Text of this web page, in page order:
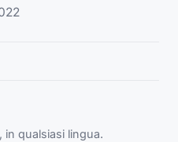
qualsiasi lingua.